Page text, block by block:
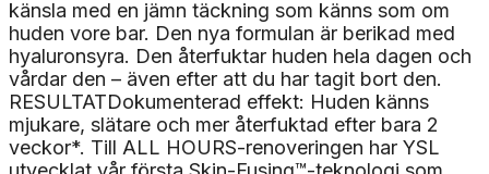
känsla med en jämn täckning som känns som om
huden vore bar. Den nya formulan är berikad med
hyaluronsyra. Den återfuktar huden hela dagen och
vårdar den – även efter att du har tagit bort den.
RESULTATDokumenterad effekt: Huden känns
mjukare, slätare och mer återfuktad efter bara 2
veckor*. Till ALL HOURS-renoveringen har YSL